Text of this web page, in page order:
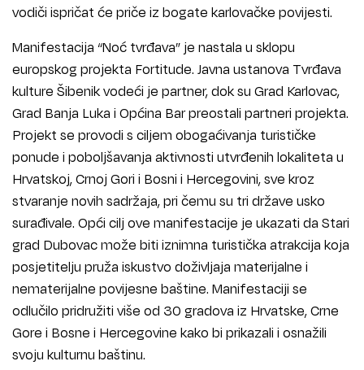
vodiči ispričat će priče iz bogate karlovačke povijesti.
Manifestacija “Noć tvrđava” je nastala u sklopu
europskog projekta Fortitude. Javna ustanova Tvrđava
kulture Šibenik vodeći je partner, dok su Grad Karlovac,
Grad Banja Luka i Općina Bar preostali partneri projekta.
Projekt se provodi s ciljem obogaćivanja turističke
ponude i poboljšavanja aktivnosti utvrđenih lokaliteta u
Hrvatskoj, Crnoj Gori i Bosni i Hercegovini, sve kroz
stvaranje novih sadržaja, pri čemu su tri države usko
surađivale. Opći cilj ove manifestacije je ukazati da Stari
grad Dubovac može biti iznimna turistička atrakcija koja
posjetitelju pruža iskustvo doživljaja materijalne i
nematerijalne povijesne baštine. Manifestaciji se
odlučilo pridružiti više od 30 gradova iz Hrvatske, Crne
Gore i Bosne i Hercegovine kako bi prikazali i osnažili
svoju kulturnu baštinu.